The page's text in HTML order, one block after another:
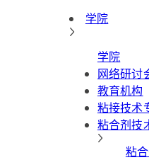
学院
学院
网络研讨
教育机构
粘接技术
粘合剂技
粘